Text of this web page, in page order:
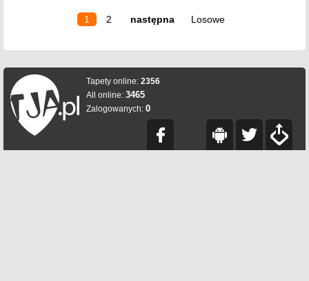
1 2 następna Losowe
Tapety online: 2356
All online: 3465
Zalogowanych: 0